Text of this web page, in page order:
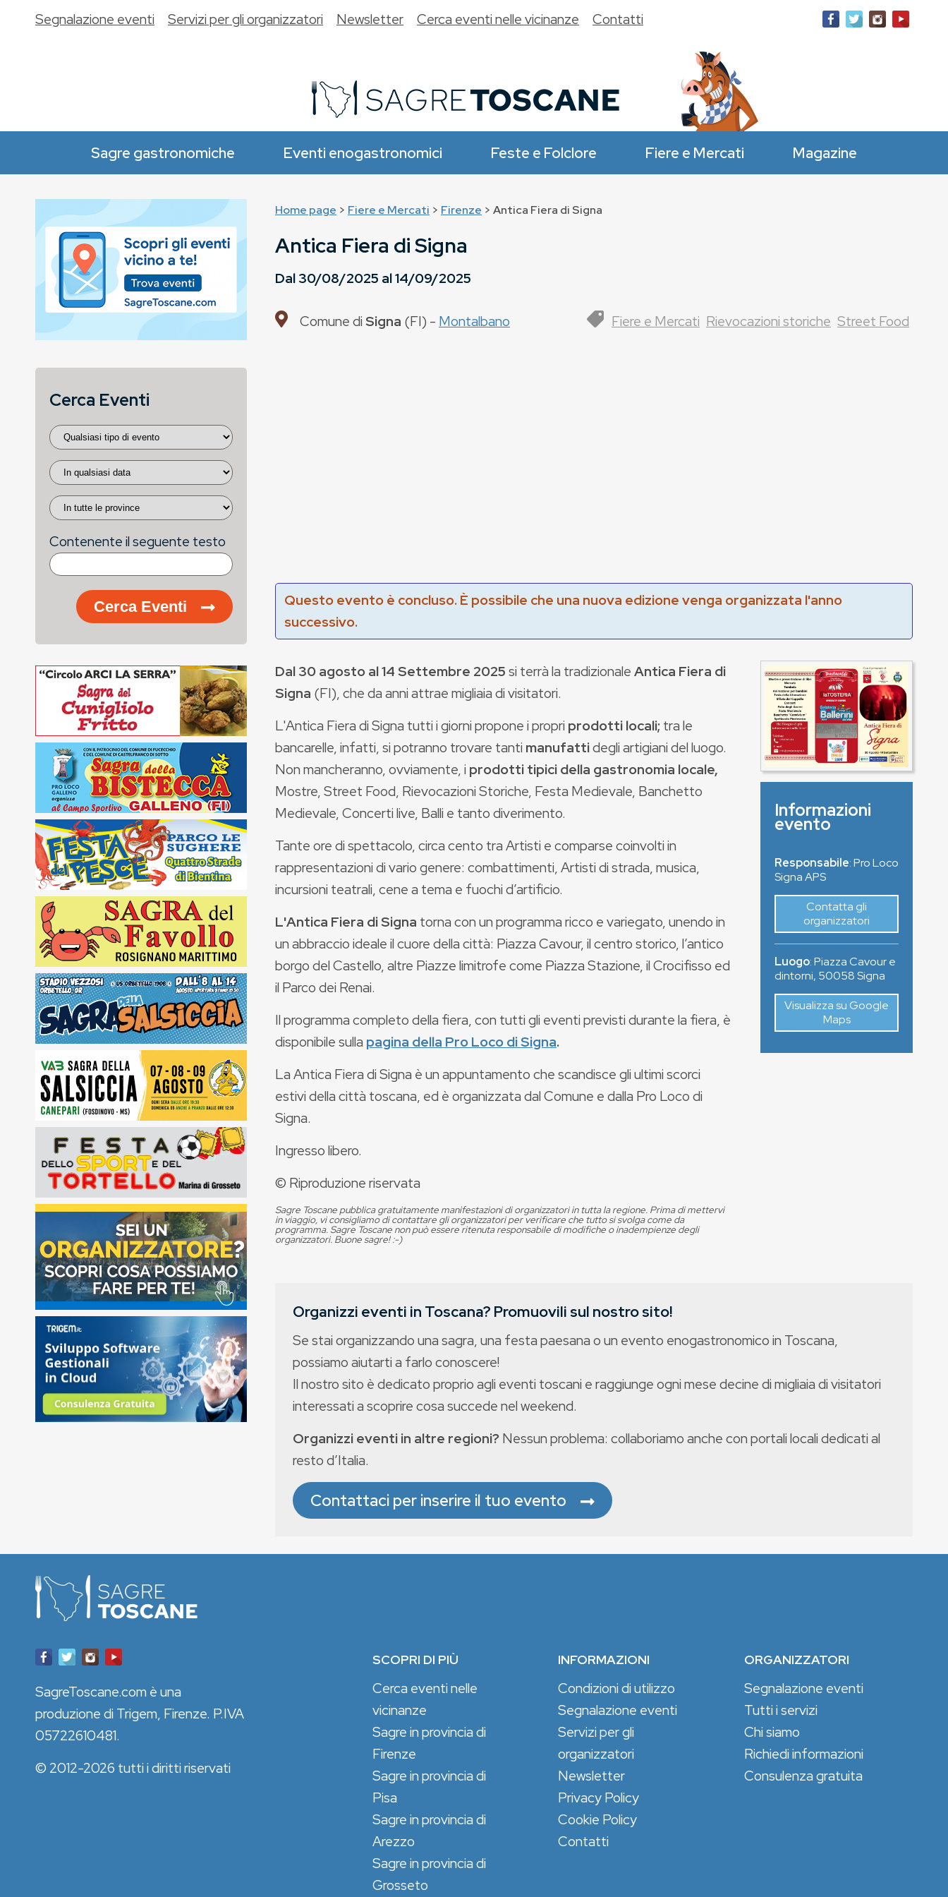
Sagre gastronomiche Eventi enogastronomici Feste e Folclore Fiere e Mercati Magazine
Segnalazione eventi Servizi per gli organizzatori Newsletter Cerca eventi nelle vicinanze Contatti
Home page > Fiere e Mercati > Firenze > Antica Fiera di Signa
Antica Fiera di Signa
Dal30/08/2025 al14/09/2025
Comune diSigna (FI) - Montalbano Fiere e Mercati Rievocazioni storiche Street Food
Questo evento è concluso. È possibile che una nuova edizione venga organizzata l'anno
successivo.
Dal 30 agosto al 14 Settembre 2025si terrà la tradizionaleAntica Fiera di
Signa (FI), che da anni attrae migliaia di visitatori.
L'Antica Fiera di Signa tutti i giorni propone i propri prodotti locali;tra le
bancarelle, infatti, si potranno trovare tanti manufattidegli artigiani del luogo.
Non mancheranno, ovviamente, i prodotti tipici della gastronomia locale,
Mostre, Street Food, Rievocazioni Storiche, Festa Medievale, Banchetto
Medievale, Concerti live, Balli e tanto diverimento.
Tante ore di spettacolo, circa cento tra Artisti e comparse coinvolti in
rappresentazioni di vario genere: combattimenti, Artisti di strada, musica,
incursioni teatrali, cene a tema e fuochi d’artificio.
L'Antica Fiera di Signa torna con un programma ricco e variegato, unendo in
un abbraccio ideale il cuore della città: Piazza Cavour, il centro storico, l’antico
borgo del Castello, altre Piazze limitrofe come Piazza Stazione, il Crocifisso ed
il Parco dei Renai.
Il programma completo della fiera, con tutti gli eventi previsti durante la fiera, è
disponibile sulla pagina della Pro Loco di Signa.
La Antica Fiera di Signa è un appuntamento che scandisce gli ultimi scorci
estivi della città toscana, ed è organizzata dal Comune e dalla Pro Loco di
Signa.
Ingresso libero.
© Riproduzione riservata
Sagre Toscane pubblica gratuitamente manifestazioni di organizzatori in tutta la regione. Prima di mettervi
in viaggio, vi consigliamo di contattare gli organizzatori per verificare che tutto si svolga come da
programma. Sagre Toscane non può essere ritenuta responsabile di modifiche o inadempienze degli
organizzatori. Buone sagre! :-)
Informazioni
evento
Responsabile: Pro Loco
Signa APS
Contatta gli
organizzatori
Luogo:Piazza Cavour e
dintorni, 50058Signa
Visualizza su Google
Maps
Organizzi eventi in Toscana? Promuovili sul nostro sito!
Se stai organizzando una sagra, una festa paesana o un evento enogastronomico in Toscana,
possiamo aiutarti a farlo conoscere!
Il nostro sito è dedicato proprio agli eventi toscani e raggiunge ogni mese decine di migliaia di visitatori
interessati a scoprire cosa succede nel weekend.
Organizzi eventi in altre regioni? Nessun problema: collaboriamo anche con portali locali dedicati al
resto d’Italia.
Contattaci per inserire il tuo evento
Cerca Eventi
Contenente il seguente testo
Cerca Eventi
SCOPRI DI PIÙ
Cerca eventi nelle
vicinanze
Sagre in provincia di
Firenze
Sagre in provincia di
Pisa
Sagre in provincia di
Arezzo
Sagre in provincia di
Grosseto
INFORMAZIONI
Condizioni di utilizzo
Segnalazione eventi
Servizi per gli
organizzatori
Newsletter
Privacy Policy
Cookie Policy
Contatti
ORGANIZZATORI
Segnalazione eventi
Tutti i servizi
Chi siamo
Richiedi informazioni
Consulenza gratuita
SagreToscane.com è una
produzione di Trigem, Firenze. P.IVA
05722610481.
© 2012-2026 tutti i diritti riservati